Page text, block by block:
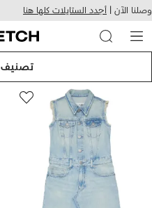
التخطي
للمحتوى
الرئيسي
وصلنا الآن | أجدد الستايلات كلها هنا
تصنيف